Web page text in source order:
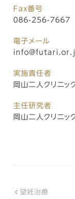
Fax番号
086-256-7667
電子メール
実施責任者
岡山二人クリニ
主任研究者
岡山二人クリニ
望妊治療